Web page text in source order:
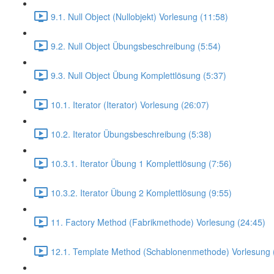
9.1. Null Object (Nullobjekt) Vorlesung (11:58)
9.2. Null Object Übungsbeschreibung (5:54)
9.3. Null Object Übung Komplettlösung (5:37)
10.1. Iterator (Iterator) Vorlesung (26:07)
10.2. Iterator Übungsbeschreibung (5:38)
10.3.1. Iterator Übung 1 Komplettlösung (7:56)
10.3.2. Iterator Übung 2 Komplettlösung (9:55)
11. Factory Method (Fabrikmethode) Vorlesung (24:45)
12.1. Template Method (Schablonenmethode) Vorlesung